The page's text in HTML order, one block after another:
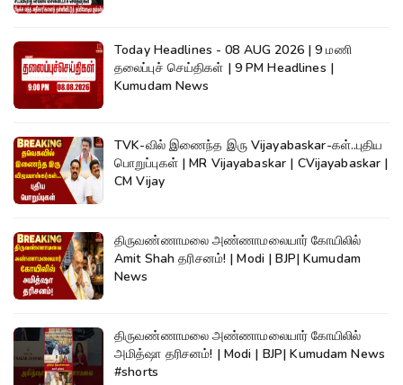
Today Headlines - 08 AUG 2026 | 9 மணி
தலைப்புச் செய்திகள் | 9 PM Headlines |
Kumudam News
TVK-வில் இணைந்த இரு Vijayabaskar-கள்..புதிய
பொறுப்புகள் | MR Vijayabaskar | CVijayabaskar |
CM Vijay
திருவண்ணாமலை அண்ணாமலையார் கோயிலில்
Amit Shah தரிசனம்! | Modi | BJP| Kumudam
News
திருவண்ணாமலை அண்ணாமலையார் கோயிலில்
அமித்ஷா தரிசனம்! | Modi | BJP| Kumudam News
#shorts